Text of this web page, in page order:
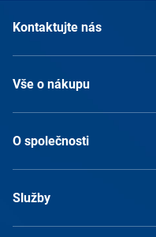
Kontaktujte nás
Vše o nákupu
O společnosti
Služby